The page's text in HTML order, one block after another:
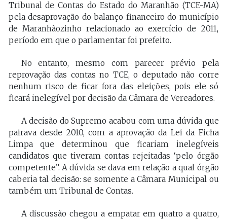
Tribunal de Contas do Estado do Maranhão (TCE-MA)
pela desaprovação do balanço financeiro do município
de Maranhãozinho relacionado ao exercício de 2011,
período em que o parlamentar foi prefeito.
No entanto, mesmo com parecer prévio pela
reprovação das contas no TCE, o deputado não corre
nenhum risco de ficar fora das eleições, pois ele só
ficará inelegível por decisão da Câmara de Vereadores.
A decisão do Supremo acabou com uma dúvida que
pairava desde 2010, com a aprovação da Lei da Ficha
Limpa que determinou que ficariam inelegíveis
candidatos que tiveram contas rejeitadas ‘pelo órgão
competente”. A dúvida se dava em relação a qual órgão
caberia tal decisão: se somente a Câmara Municipal ou
também um Tribunal de Contas.
A discussão chegou a empatar em quatro a quatro,